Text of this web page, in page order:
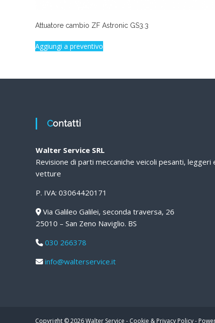
Attuatore cambio ZF Astronic GS3.3
Aggiungi a preventivo
Contatti
Walter Service SRL
Revisione di parti meccaniche veicoli pesanti, leggeri
vetture
P. IVA: 03064420171
Via Galileo Galilei, seconda traversa, 26
25010 – San Zeno Naviglio. BS
030 266378
info@walterservice.it
Copyright © 2026Walter Service - Cookie & Privacy Policy-